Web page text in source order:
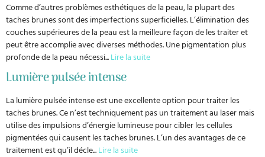
Comme d’autres problèmes esthétiques de la peau, la plupart des
taches brunes sont des imperfections superficielles. L’élimination des
couches supérieures de la peau est la meilleure façon de les traiter et
peut être accomplie avec diverses méthodes. Une pigmentation plus
profonde de la peau nécessi...Lire la suite
Lumière pulsée intense
La lumière pulsée intense est une excellente option pour traiter les
taches brunes. Ce n’est techniquement pas un traitement au laser mais
utilise des impulsions d’énergie lumineuse pour cibler les cellules
pigmentées qui causent les taches brunes. L’un des avantages de ce
traitement est qu’il décle...Lire la suite